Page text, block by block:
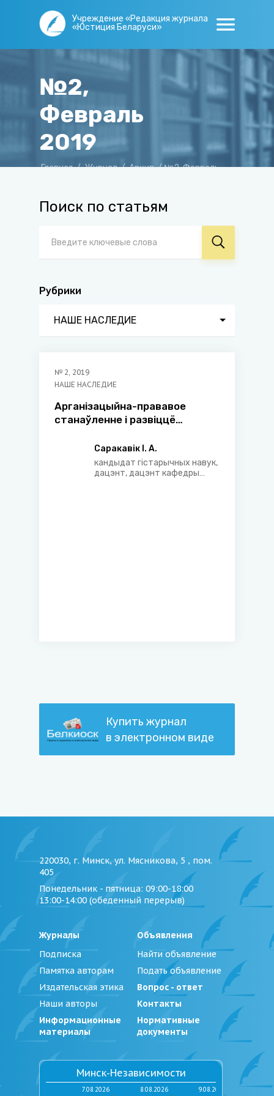
Учреждение «Редакция журнала
«Юстиция Беларуси»
№2,
Февраль
2019
Главная / Журнал / Архив /№2, Февраль
Поиск по статьям
Рубрики
НАШЕ НАСЛЕДИЕ
№ 2, 2019
НАШЕ НАСЛЕДИЕ
Арганізацыйна-прававое
станаўленне і развіццё
установы: 1947–1957 гады
Саракавік І. А.
кандыдат гістарычных навук,
дацэнт, дацэнт кафедры
Купить журнал
в электронном виде
220030, г. Минск, ул. Мясникова, 5 , пом.
405
Понедельник - пятница: 09:00-18:00
13:00-14:00 (обеденный перерыв)
Журналы
Подписка
Памятка авторам
Издательская этика
Наши авторы
Информационные
материалы
Объявления
Найти объявление
Подать объявление
Вопрос - ответ
Контакты
Нормативные
документы
Минск-Независимости
7.08.2026 8.08.2026 9.08.2026